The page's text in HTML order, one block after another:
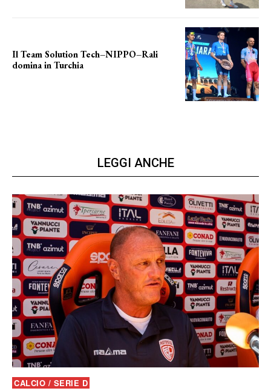
Il Team Solution Tech–NIPPO–Rali
domina in Turchia
LEGGI ANCHE
CALCIO / SERIE D